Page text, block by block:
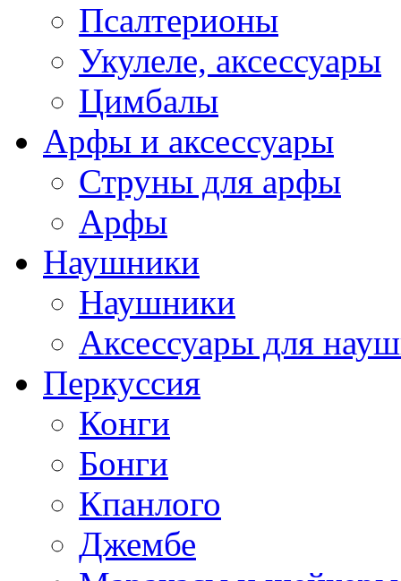
Псалтерионы
Укулеле, аксессуары
Цимбалы
Арфы и аксессуары
Струны для арфы
Арфы
Наушники
Наушники
Аксессуары для
Перкуссия
Конги
Бонги
Кпанлого
Джембе